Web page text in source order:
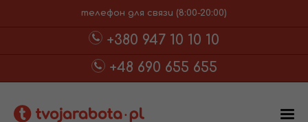
телефон для связи (8:00-20:00)
+380 947 10 10 10
+48 690 655 655